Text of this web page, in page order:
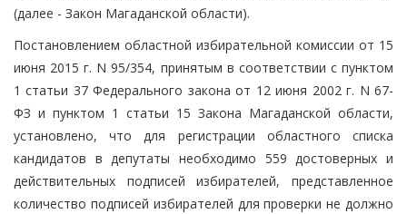
(далее - Закон Магаданской области).
Постановлением областной избирательной комиссии от 15
июня 2015 г. N 95/354, принятым в соответствии с пунктом
1 статьи 37 Федерального закона от 12 июня 2002 г. N 67-
ФЗ и пунктом 1 статьи 15 Закона Магаданской области,
установлено, что для регистрации областного списка
кандидатов в депутаты необходимо 559 достоверных и
действительных подписей избирателей, представленное
количество подписей избирателей для проверки не должно